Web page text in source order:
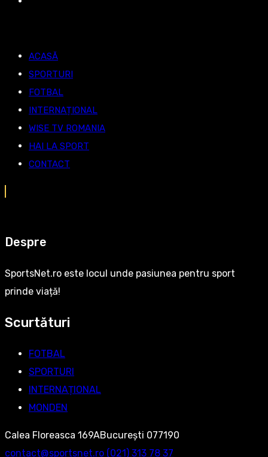
ACASĂ
SPORTURI
FOTBAL
INTERNAȚIONAL
WISE TV ROMANIA
HAI LA SPORT
CONTACT
Despre
SportsNet.ro este locul unde pasiunea pentru sport
prinde viață!
Scurtături
FOTBAL
SPORTURI
INTERNAȚIONAL
MONDEN
Calea Floreasca 169ABucurești 077190
contact@sportsnet.ro ‭(021) 313 78 37‬